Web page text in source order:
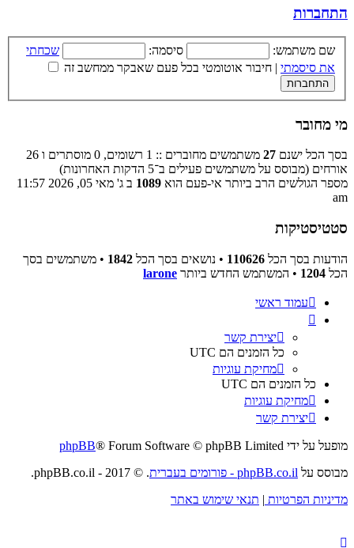
התחברות
שם משתמש: סיסמה:
שכחתי
את סיסמתי | חיבור אוטומטי בכל פעם שאבקר ממחשב זה
מי מחובר
בסך הכל ישנם 27
משתמשים מחוברים :: 1 רשומים, 0 מוסתרים ו 26
אורחים (מבוסס על משתמשים פעילים ב־5 הדקות האחרונות)
מספר הגולשים הרב ביותר אי-פעם הוא 1089
ב ג' מאי 05, 2026 11:57
am
סטטיסטיקות
הודעות בסך הכל 110626 • נושאים בסך הכל 1842 • משתמשים בסך
הכל 1204 • המשתמש החדש ביותר larone
עמוד ראשי
יצירת קשר
כל הזמנים הם UTC
מחיקת עוגיות
כל הזמנים הם UTC
מחיקת עוגיות
יצירת קשר
מופעל על ידי phpBB® Forum Software © phpBB Limited
מבוסס על phpBB.co.il - פורומים בעברית
. © 2017 - phpBB.co.il.
מדיניות הפרטיות | תנאי שימוש באתר